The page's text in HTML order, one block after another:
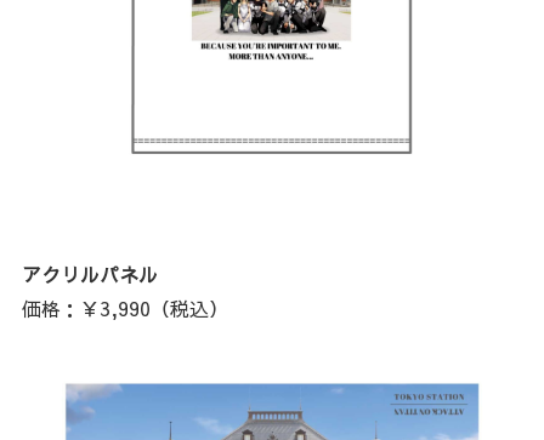
アクリルパネル
価格：￥3,990（税込）